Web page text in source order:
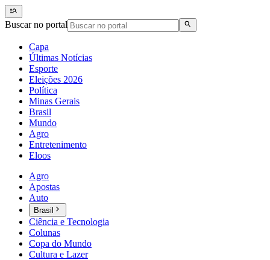
Buscar no portal
Capa
Últimas Notícias
Esporte
Eleições 2026
Política
Minas Gerais
Brasil
Mundo
Agro
Entretenimento
Eloos
Agro
Apostas
Auto
Brasil
Ciência e Tecnologia
Colunas
Copa do Mundo
Cultura e Lazer